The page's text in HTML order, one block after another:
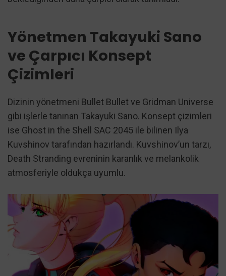
Yönetmen Takayuki Sano
ve Çarpıcı Konsept
Çizimleri
Dizinin yönetmeni Bullet Bullet ve Gridman Universe
gibi işlerle tanınan Takayuki Sano. Konsept çizimleri
ise Ghost in the Shell SAC 2045 ile bilinen Ilya
Kuvshinov tarafından hazırlandı. Kuvshinov’un tarzı,
Death Stranding evreninin karanlık ve melankolik
atmosferiyle oldukça uyumlu.